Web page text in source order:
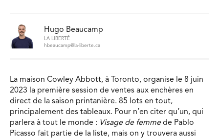
Hugo Beaucamp
LA LIBERTÉ
hbeaucamp@la-liberte.ca
La maison Cowley Abbott, à Toronto, organise le 8 juin
2023 la première session de ventes aux enchères en
direct de la saison printanière. 85 lots en tout,
principalement des tableaux. Pour n’en citer qu’un, qui
parlera à tout le monde : Visage de femmede Pablo
Picasso fait partie de la liste, mais on y trouvera aussi